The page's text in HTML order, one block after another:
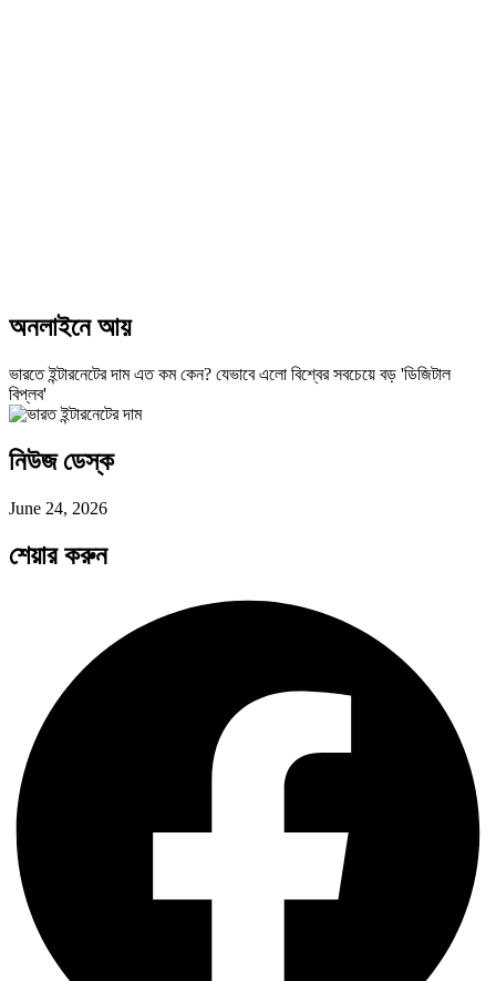
অনলাইনে আয়
ভারতে ইন্টারনেটের দাম এত কম কেন? যেভাবে এলো বিশ্বের সবচেয়ে বড় 'ডিজিটাল
বিপ্লব'
নিউজ ডেস্ক
June 24, 2026
শেয়ার করুন